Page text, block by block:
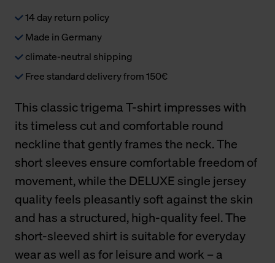
14 day return policy
Made in Germany
climate-neutral shipping
Free standard delivery from 150€
This classic trigema T-shirt impresses with
its timeless cut and comfortable round
neckline that gently frames the neck. The
short sleeves ensure comfortable freedom of
movement, while the DELUXE single jersey
quality feels pleasantly soft against the skin
and has a structured, high-quality feel. The
short-sleeved shirt is suitable for everyday
wear as well as for leisure and work – a